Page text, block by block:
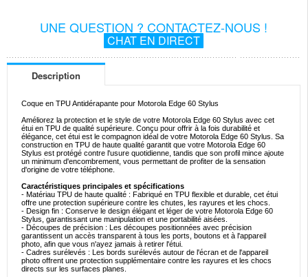
UNE QUESTION ? CONTACTEZ-NOUS !
CHAT EN DIRECT
Description
Coque en TPU Antidérapante pour Motorola Edge 60 Stylus
Améliorez la protection et le style de votre Motorola Edge 60 Stylus avec cet
étui en TPU de qualité supérieure. Conçu pour offrir à la fois durabilité et
élégance, cet étui est le compagnon idéal de votre Motorola Edge 60 Stylus. Sa
construction en TPU de haute qualité garantit que votre Motorola Edge 60
Stylus est protégé contre l'usure quotidienne, tandis que son profil mince ajoute
un minimum d'encombrement, vous permettant de profiter de la sensation
d'origine de votre téléphone.
Caractéristiques principales et spécifications
- Matériau TPU de haute qualité : Fabriqué en TPU flexible et durable, cet étui
offre une protection supérieure contre les chutes, les rayures et les chocs.
- Design fin : Conserve le design élégant et léger de votre Motorola Edge 60
Stylus, garantissant une manipulation et une portabilité aisées.
- Découpes de précision : Les découpes positionnées avec précision
garantissent un accès transparent à tous les ports, boutons et à l'appareil
photo, afin que vous n'ayez jamais à retirer l'étui.
- Cadres surélevés : Les bords surélevés autour de l'écran et de l'appareil
photo offrent une protection supplémentaire contre les rayures et les chocs
directs sur les surfaces planes.